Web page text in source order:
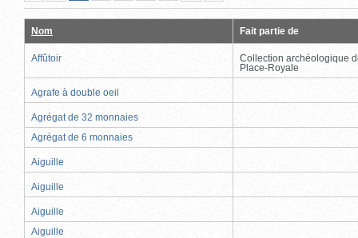
pageprécédente
actuelle)
suivante
page
Nom Fait partie de
Affûtoir
Collection archéologique
Place-Royale
Agrafe à double oeil
Agrégat de 32 monnaies
Agrégat de 6 monnaies
Aiguille
Aiguille
Aiguille
Aiguille